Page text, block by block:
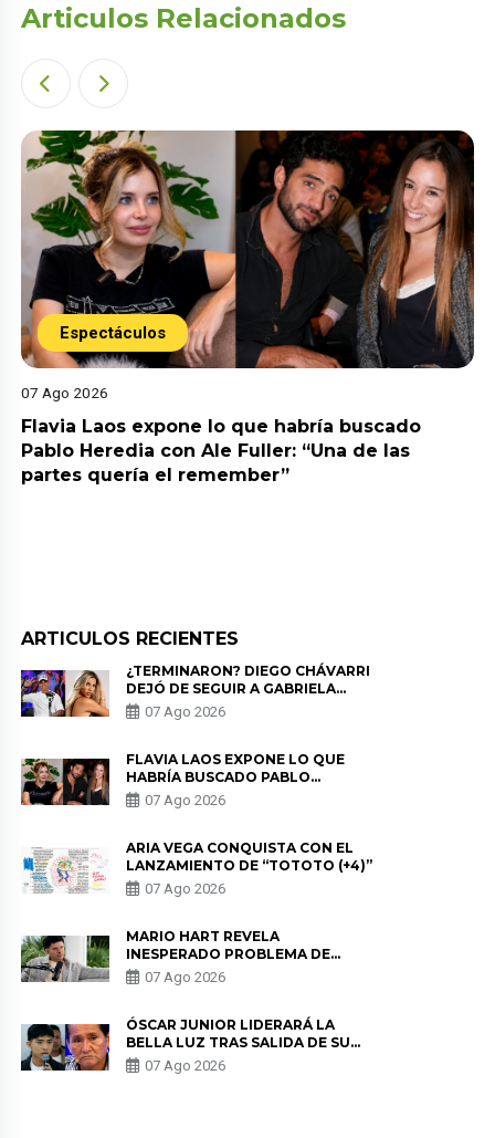
Articulos Relacionados
Espectáculos
07 Ago 2026
Flavia Laos expone lo que habría buscado
Pablo Heredia con Ale Fuller: “Una de las
partes quería el remember”
ARTICULOS RECIENTES
¿TERMINARON? DIEGO CHÁVARRI
DEJÓ DE SEGUIR A GABRIELA
HERRERA Y ANUNCIA SU SALIDA
DE PÓDCAST
07 Ago 2026
FLAVIA LAOS EXPONE LO QUE
HABRÍA BUSCADO PABLO
HEREDIA CON ALE FULLER: “UNA
DE LAS PARTES QUERÍA EL
07 Ago 2026
ARIA VEGA CONQUISTA CON EL
LANZAMIENTO DE “TOTOTO (+4)”
07 Ago 2026
MARIO HART REVELA
INESPERADO PROBLEMA DE
SALUD ANTES DE SEPARARSE DE
KORINA: “ME ENCONTRARON UN
07 Ago 2026
ÓSCAR JUNIOR LIDERARÁ LA
BELLA LUZ TRAS SALIDA DE SU
PADRE POR POLÉMICA CON
NALDY SALDAÑA
07 Ago 2026